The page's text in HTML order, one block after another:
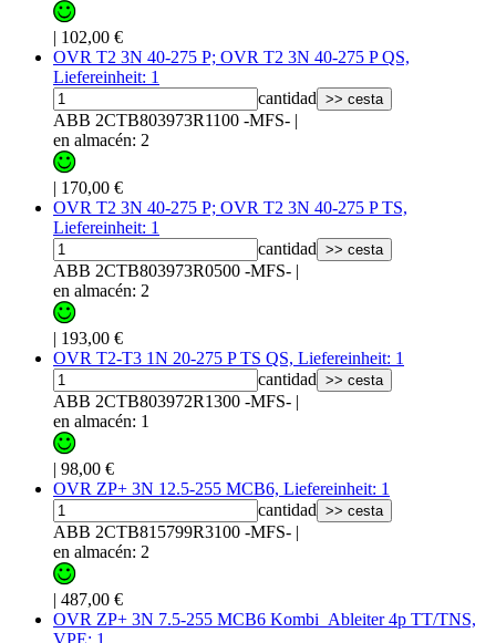
| 102,00 €
OVR T2 3N 40-275 P; OVR T2 3N 40-275 P QS,
Liefereinheit: 1
cantidad >> cesta
ABB 2CTB803973R1100 -MFS- |
en almacén: 2
| 170,00 €
OVR T2 3N 40-275 P; OVR T2 3N 40-275 P TS,
Liefereinheit: 1
cantidad >> cesta
ABB 2CTB803973R0500 -MFS- |
en almacén: 2
| 193,00 €
OVR T2-T3 1N 20-275 P TS QS, Liefereinheit: 1
cantidad >> cesta
ABB 2CTB803972R1300 -MFS- |
en almacén: 1
| 98,00 €
OVR ZP+ 3N 12.5-255 MCB6, Liefereinheit: 1
cantidad >> cesta
ABB 2CTB815799R3100 -MFS- |
en almacén: 2
| 487,00 €
OVR ZP+ 3N 7.5-255 MCB6 Kombi_Ableiter 4p TT/TNS,
VPE: 1